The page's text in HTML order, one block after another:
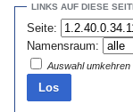
LINKS AUF DIESE
Seite:
Namensraum:
Auswahl umkehren